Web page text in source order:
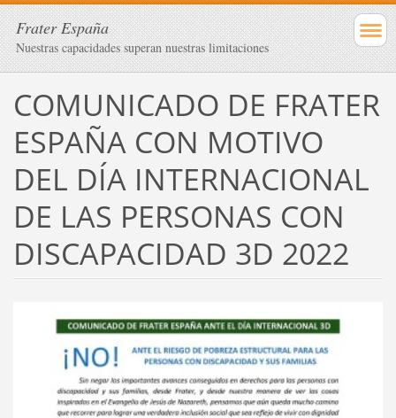
Frater España
Nuestras capacidades superan nuestras limitaciones
COMUNICADO DE FRATER
ESPAÑA CON MOTIVO
DEL DÍA INTERNACIONAL
DE LAS PERSONAS CON
DISCAPACIDAD 3D 2022